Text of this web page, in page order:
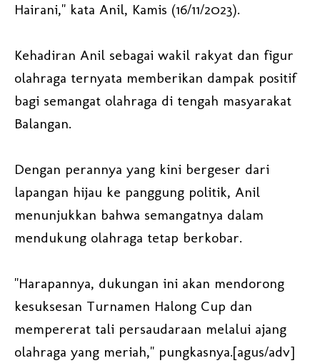
Hairani," kata Anil, Kamis (16/11/2023).
Kehadiran Anil sebagai wakil rakyat dan figur
olahraga ternyata memberikan dampak positif
bagi semangat olahraga di tengah masyarakat
Balangan.
Dengan perannya yang kini bergeser dari
lapangan hijau ke panggung politik, Anil
menunjukkan bahwa semangatnya dalam
mendukung olahraga tetap berkobar.
"Harapannya, dukungan ini akan mendorong
kesuksesan Turnamen Halong Cup dan
mempererat tali persaudaraan melalui ajang
olahraga yang meriah," pungkasnya.[agus/adv]